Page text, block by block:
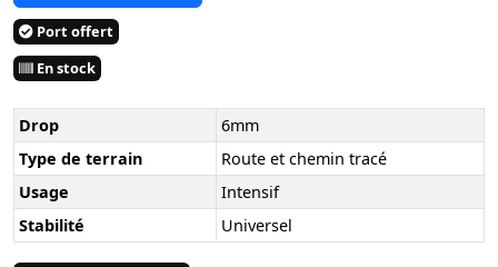
Port offert
En stock
Drop
6mm
Type de terrain
Route et chemin tracé
Usage
Intensif
Stabilité
Universel